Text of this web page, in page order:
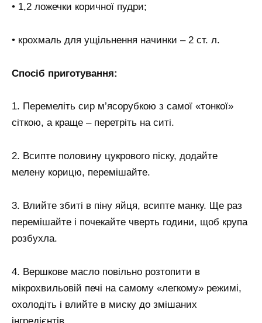
• 1,2 ложечки коричної пудри;
• крохмаль для ущільнення начинки – 2 ст. л.
Спосіб приготування:
1. Перемеліть сир м’ясорубкою з самої «тонкої»
сіткою, а краще – перетріть на ситі.
2. Всипте половину цукрового піску, додайте
мелену корицю, перемішайте.
3. Влийте збиті в піну яйця, всипте манку. Ще раз
перемішайте і почекайте чверть години, щоб крупа
розбухла.
4. Вершкове масло повільно розтопити в
мікрохвильовій печі на самому «легкому» режимі,
охолодіть і влийте в миску до змішаних